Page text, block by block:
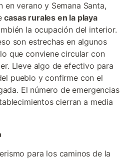
en verano y Semana Santa,
casas rurales en la playa
la ocupación del interior.
son estrechas en algunos
que conviene circular con
Lleve algo de efectivo para
pueblo y confirme con el
El número de emergencias
cierran a media
para los caminos de la